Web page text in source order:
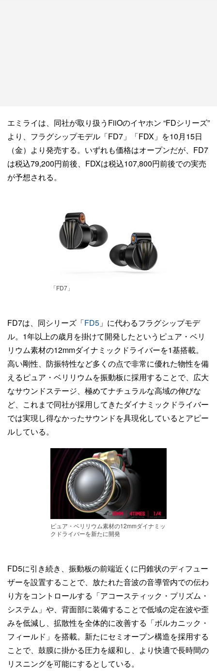
エミライは、同社が取り扱うFiiOのイヤホン “FDシリーズ”
より、フラグシップモデル「FD7」「FDX」を10月15日
（金）より発売する。いずれも価格はオープンだが、FD7
は税込79,200円前後、FDXは税込107,800円前後での実売
が予想される。
「FD7」
FD7は、同シリーズ「FD5 」に代わるフラグシップモデ
ル。1年以上の歳月を掛けて開発したというピュア・ベリ
リウム素材の12mmダイナミックドライバーを1基搭載。
高い剛性、防振特性など多くの点で非常に優れた物性を備
えるピュア・ベリリウムを振動板に採用することで、広大
なサウンドステージ、極めてナチュラルな高域の伸びな
ど、これまで同社が採用してきたダイナミックドライバー
では実現し得なかったサウンドを具現化しているとアピー
ルしている。
ピュア・ベリリウム素材の12mmダイナミッ
クドライバーを新たに開発
FD5に引き続き、振動板の前端近くに円錐状のディフュー
ザーを設置することで、放たれた音波の音導管内での伝わ
り方をコントロールする「アコースティック・プリズム・
システム」や、背面部に装備することで低域の定在波や歪
みを低減し、拡散性を全体的に改善する「ボルカニック・
フィールド」を搭載。新たにセミオープン構造を採用する
ことで、鼓膜に掛かる圧力を緩和し、より快適で長時間の
リスニングを可能にするとしている。